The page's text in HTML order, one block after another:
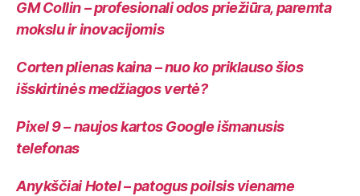
GM Collin – profesionali odos priežiūra, paremta
mokslu ir inovacijomis
Corten plienas kaina – nuo ko priklauso šios
išskirtinės medžiagos vertė?
Pixel 9 – naujos kartos Google išmanusis
telefonas
Anykščiai Hotel – patogus poilsis viename